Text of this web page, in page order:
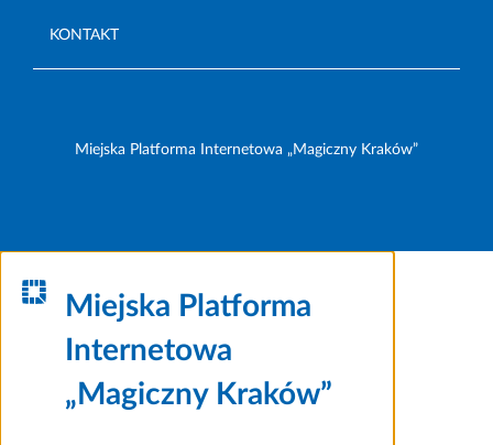
KONTAKT
Miejska Platforma Internetowa „Magiczny Kraków”
Miejska Platforma
Internetowa
„Magiczny Kraków”